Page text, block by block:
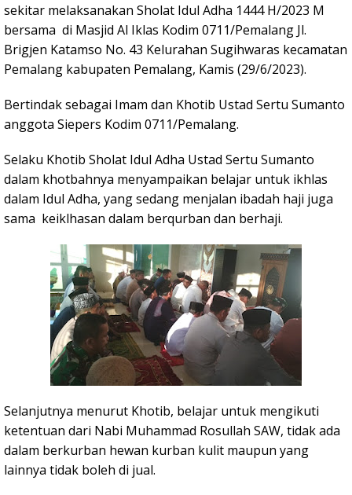
sekitar melaksanakan Sholat Idul Adha 1444 H/2023 M
bersama di Masjid Al Iklas Kodim 0711/Pemalang Jl.
Brigjen Katamso No. 43 Kelurahan Sugihwaras kecamatan
Pemalang kabupaten Pemalang, Kamis (29/6/2023).
Bertindak sebagai Imam dan Khotib Ustad Sertu Sumanto
anggota Siepers Kodim 0711/Pemalang.
Selaku Khotib Sholat Idul Adha Ustad Sertu Sumanto
dalam khotbahnya menyampaikan belajar untuk ikhlas
dalam Idul Adha, yang sedang menjalan ibadah haji juga
sama keiklhasan dalam berqurban dan berhaji.
Selanjutnya menurut Khotib, belajar untuk mengikuti
ketentuan dari Nabi Muhammad Rosullah SAW, tidak ada
dalam berkurban hewan kurban kulit maupun yang
lainnya tidak boleh di jual.